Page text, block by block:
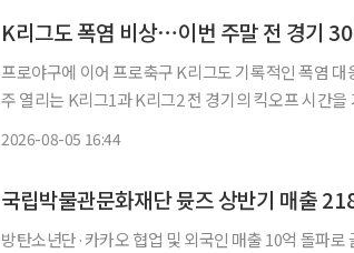
K리그도 폭염 비상⋯이번 주말 전 경기
프로야구에 이어 프로축구 K리그도 기록적인 폭염
주 열리는 K리그1과 K리그2 전 경기의 킥오프 시간
2026-08-05 16:44
국립박물관문화재단 뮷즈 상반기 매출
방탄소년단·카카오 협업 및 외국인 매출 10억 돌파로